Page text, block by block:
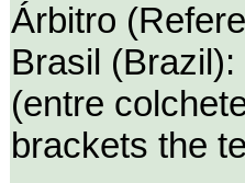
Árbitro
Brasil (Brazil):
(entre
brackets the